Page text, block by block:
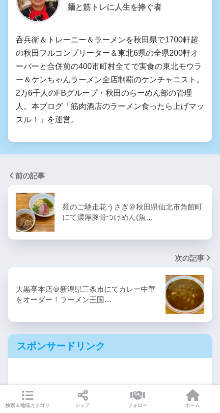
麺と筋トレに人生を捧ぐ者
呑兵衛＆トレーニー＆ラーメンを秋田県で1700軒超
の秋田フルコンプリーター＆東北6県の全県200軒オ
ーバーと合併前の400市町村全てで実食の東北モウラ
ー＆ケンちゃんラーメン全店制覇のケンチャニスト。
2万6千人のFBグループ・秋田のらーめん部の管理
人。本ブログ「筋肉酒店のラーメン食ったら上げマッ
スル！」を運営。
前の記事
麺のご馳走花うさぎ＠秋田県仙北市角館町
にて濃厚豚骨つけめん(魚…
次の記事
大黒亭本店＠新潟県三条市にてカレー中華
をオーダー！ラーメン王国…
スポンサードリンク
検索＆地域カテゴリ シェア フォロー ホーム